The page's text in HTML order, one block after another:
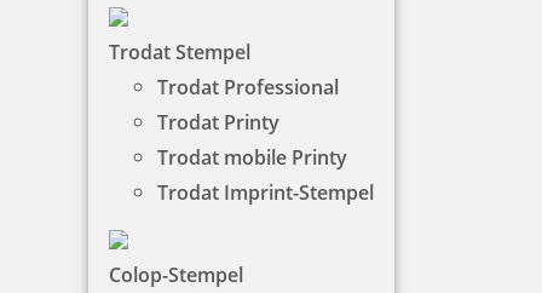
Trodat Stempel
Trodat Professional
Trodat Printy
Trodat mobile Printy
Trodat Imprint-Stempel
Colop-Stempel
Die Heri Stempelkugelschreiber sind
praktische Begleiter für unterwegs, denn sie
passen in jede Tasche.
NACH WUNSCHSTEMPEL FILTERN
€-